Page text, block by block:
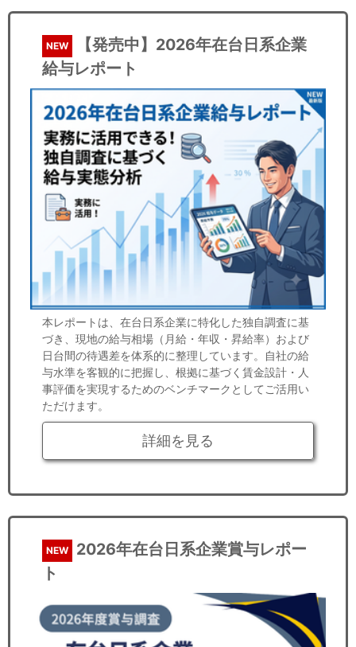
NEW
【発売中】2026年在台日系企業
給与レポート
本レポートは、在台日系企業に特化した独自調査に基
づき、現地の給与相場（月給・年収・昇給率）および
日台間の待遇差を体系的に整理しています。自社の給
与水準を客観的に把握し、根拠に基づく賃金設計・人
事評価を実現するためのベンチマークとしてご活用い
ただけます。
詳細を見る
NEW
2026年在台日系企業賞与レポー
ト